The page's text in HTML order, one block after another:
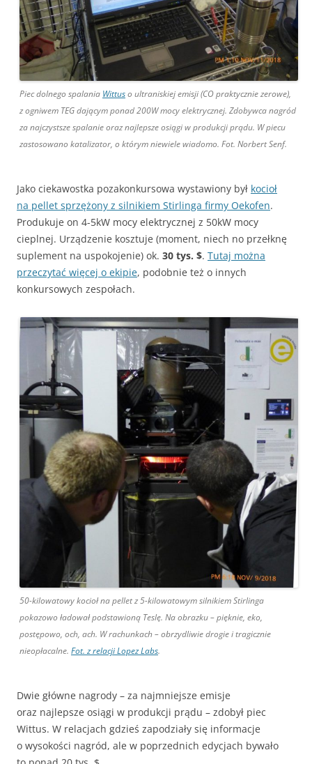
Piec dolnego spalania Wittuso ultraniskiej emisji (CO praktycznie zerowe),
z ogniwem TEG dającym ponad 200W mocy elektrycznej. Zdobywca nagród
za najczystsze spalanie oraz najlepsze osiągi w produkcji prądu. W piecu
zastosowano katalizator, o którym niewiele wiadomo. Fot. Norbert Senf.
Jako ciekawostka pozakonkursowa wystawiony był kocioł
na pellet sprzężony z silnikiem Stirlinga firmy Oekofen.
Produkuje on 4-5kW mocy elektrycznej z 50kW mocy
cieplnej. Urządzenie kosztuje (moment, niech no przełknę
suplement na uspokojenie) ok. 30 tys. $. Tutaj można
przeczytać więcej o ekipie, podobnie też o innych
konkursowych zespołach.
50-kilowatowy kocioł na pellet z 5-kilowatowym silnikiem Stirlinga
pokazowo ładował podstawioną Teslę. Na obrazku – pięknie, eko,
postępowo, och, ach. W rachunkach – obrzydliwie drogie i tragicznie
nieopłacalne. Fot. z relacji Lopez Labs.
Dwie główne nagrody – za najmniejsze emisje
oraz najlepsze osiągi w produkcji prądu – zdobył piec
Wittus. W relacjach gdzieś zapodziały się informacje
o wysokości nagród, ale w poprzednich edycjach bywało